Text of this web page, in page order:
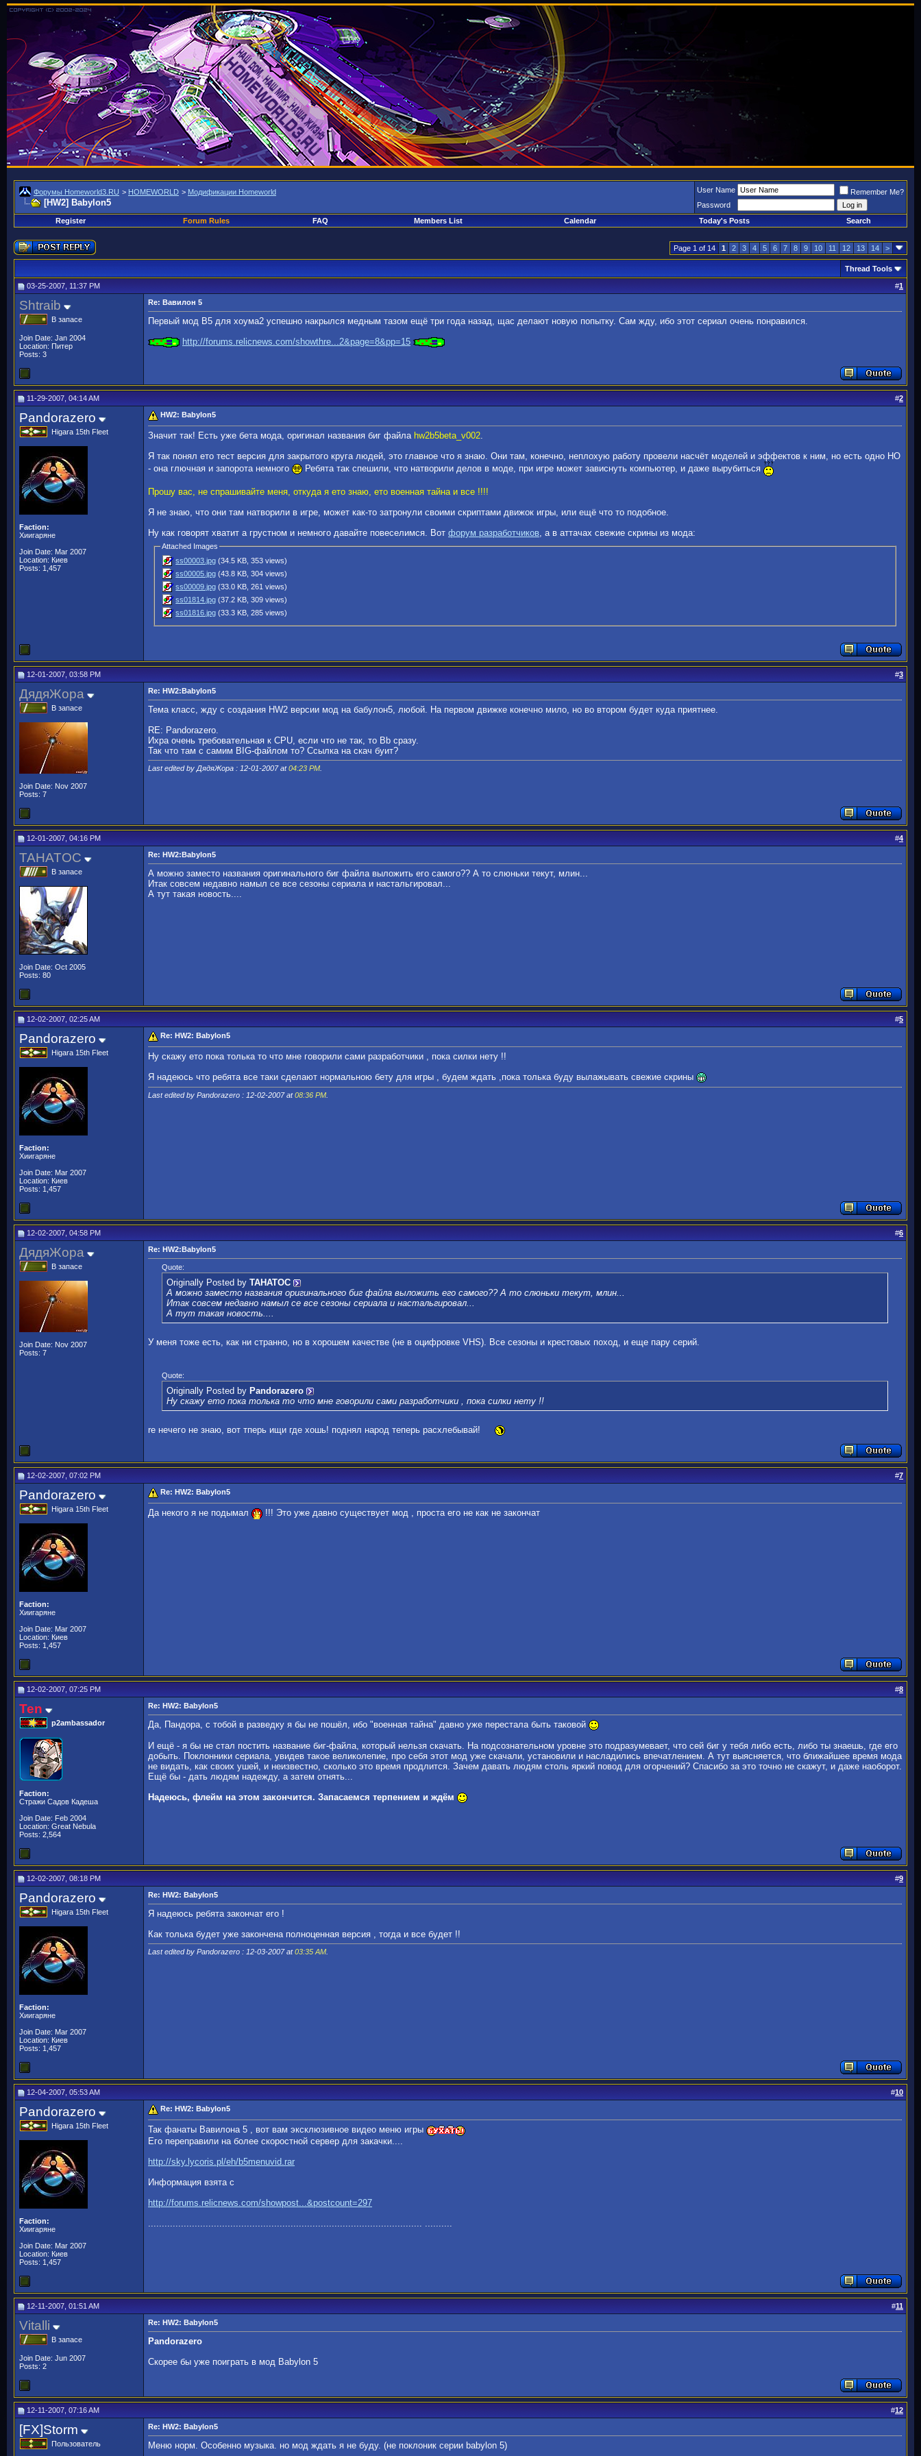
Форумы Homeworld3.RU > HOMEWORLD > Модификации Homeworld
[HW2] Babylon5
User Name
Remember Me?
Password
Register
Forum Rules FAQ Members List Calendar Today's Posts Search
Page 1 of 14 1 2 3 4 5 6 7 8 9 10 11 12 13 14 >
Thread Tools
03-25-2007, 11:37 PM #1
Shtraib
В запасе
Join Date: Jan 2004
Location: Питер
Posts: 3
Re: Вавилон 5
Первый мод В5 для хоума2 успешно накрылся медным тазом ещё три года назад, щас делают новую попытку. Сам жду, ибо этот сериал очень понравился.
http://forums.relicnews.com/showthre...2&page=8&pp=15
11-29-2007, 04:14 AM #2
Pandorazero
Higara 15th Fleet
Faction:
Хиигаряне
Join Date: Mar 2007
Location: Киев
Posts: 1,457
HW2: Babylon5
Значит так! Есть уже бета мода, оригинал названия биг файла hw2b5beta_v002.
Я так понял ето тест версия для закрытого круга людей, это главное что я знаю. Они там, конечно, неплохую работу провели насчёт моделей и эффектов к ним, но есть одно НО
- она глючная и запорота немного
Ребята так спешили, что натворили делов в моде, при игре может зависнуть компьютер, и даже вырубиться
Прошу вас, не спрашивайте меня, откуда я ето знаю, ето военная тайна и все !!!!
Я не знаю, что они там натворили в игре, может как-то затронули своими скриптами движок игры, или ещё что то подобное.
Ну как говорят хватит а грустном и немного давайте повеселимся. Вот форум разработчиков, а в аттачах свежие скрины из мода:
Attached Images
ss00003.jpg (34.5 KB, 353 views)
ss00005.jpg (43.8 KB, 304 views)
ss00009.jpg (33.0 KB, 261 views)
ss01814.jpg (37.2 KB, 309 views)
ss01816.jpg (33.3 KB, 285 views)
12-01-2007, 03:58 PM #3
ДядяЖора
В запасе
Join Date: Nov 2007
Posts: 7
Re: HW2:Babylon5
Тема класс, жду с создания HW2 версии мод на бабулон5, любой. На первом движке конечно мило, но во втором будет куда приятнее.
RE: Pandorazero.
Ихра очень требовательная к CPU, если что не так, то Bb сразу.
Так что там с самим BIG-файлом то? Ссылка на скач буит?
Last edited by ДядяЖора : 12-01-2007 at04:23 PM
12-01-2007, 04:16 PM #4
TAHATOC
В запасе
Join Date: Oct 2005
Posts: 80
Re: HW2:Babylon5
А можно заместо названия оригинального биг файла выложить его самого?? А то слюньки текут, млин...
Итак совсем недавно намыл се все сезоны сериала и настальгировал...
А тут такая новость....
12-02-2007, 02:25 AM #5
Pandorazero
Higara 15th Fleet
Faction:
Хиигаряне
Join Date: Mar 2007
Location: Киев
Posts: 1,457
Re: HW2: Babylon5
Ну скажу ето пока толька то что мне говорили сами разработчики , пока силки нету !!
Я надеюсь что ребята все таки сделают нормальною бету для игры , будем ждать ,пока толька буду вылажывать свежие скрины
Last edited by Pandorazero : 12-02-2007 at08:36 PM
12-02-2007, 04:58 PM #6
ДядяЖора
В запасе
Join Date: Nov 2007
Posts: 7
Re: HW2:Babylon5
Quote:
Originally Posted by TAHATOC
А можно заместо названия оригинального биг файла выложить его самого?? А то слюньки текут, млин...
Итак совсем недавно намыл се все сезоны сериала и настальгировал...
А тут такая новость....
У меня тоже есть, как ни странно, но в хорошем качестве (не в оцифровке VHS). Все сезоны и крестовых поход, и еще пару серий.
Quote:
Originally Posted by Pandorazero
Ну скажу ето пока толька то что мне говорили сами разработчики , пока силки нету !!
re нечего не знаю, вот тперь ищи где хошь! поднял народ теперь расхлебывай!
12-02-2007, 07:02 PM #7
Pandorazero
Higara 15th Fleet
Faction:
Хиигаряне
Join Date: Mar 2007
Location: Киев
Posts: 1,457
Re: HW2: Babylon5
Да некого я не подымал !!! Это уже давно существует мод , проста его не как не закончат
12-02-2007, 07:25 PM #8
Ten
p2ambassador
Faction:
Стражи Садов Кадеша
Join Date: Feb 2004
Location: Great Nebula
Posts: 2,564
Re: HW2: Babylon5
Да, Пандора, с тобой в разведку я бы не пошёл, ибо "военная тайна" давно уже перестала быть таковой
И ещё - я бы не стал постить название биг-файла, который нельзя скачать. На подсознательном уровне это подразумевает, что сей биг у тебя либо есть, либо ты знаешь, где его
добыть. Поклонники сериала, увидев такое великолепие, про себя этот мод уже скачали, установили и насладились впечатлением. А тут выясняется, что ближайшее время мода
не видать, как своих ушей, и неизвестно, сколько это время продлится. Зачем давать людям столь яркий повод для огорчений? Спасибо за это точно не скажут, и даже наоборот.
Ещё бы - дать людям надежду, а затем отнять...
Надеюсь, флейм на этом закончится. Запасаемся терпением и ждём
12-02-2007, 08:18 PM #9
Pandorazero
Higara 15th Fleet
Faction:
Хиигаряне
Join Date: Mar 2007
Location: Киев
Posts: 1,457
Re: HW2: Babylon5
Я надеюсь ребята закончат его !
Как толька будет уже закончена полноценная версия , тогда и все будет !!
Last edited by Pandorazero : 12-03-2007 at03:35 AM
12-04-2007, 05:53 AM #10
Pandorazero
Higara 15th Fleet
Faction:
Хиигаряне
Join Date: Mar 2007
Location: Киев
Posts: 1,457
Re: HW2: Babylon5
Так фанаты Вавилона 5 , вот вам эксклюзивное видео меню игры
Его переправили на более скоростной сервер для закачки....
http://sky.lycoris.pl/eh/b5menuvid.rar
Информация взята с
http://forums.relicnews.com/showpost...&postcount=297
12-11-2007, 01:51 AM #11
Vitalli
В запасе
Join Date: Jun 2007
Posts: 2
Re: HW2: Babylon5
Pandorazero
Скорее бы уже поиграть в мод Babylon 5
12-11-2007, 07:16 AM #12
[FX]Storm
Пользователь
Re: HW2: Babylon5
Меню норм. Особенно музыка. но мод ждать я не буду. (не поклоник серии babylon 5)